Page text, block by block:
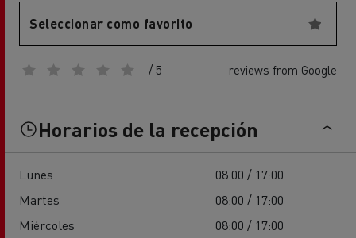
Seleccionar como favorito
/ 5 reviews from Google
Horarios de la recepción
Lunes
08:00 / 17:00
Martes
08:00 / 17:00
Miércoles
08:00 / 17:00